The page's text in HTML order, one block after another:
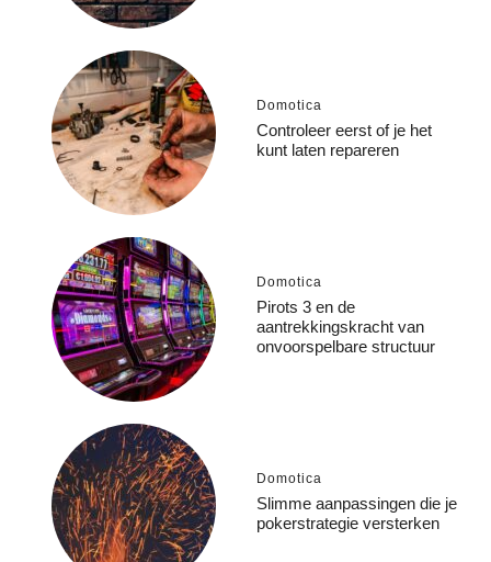
Domotica
Controleer eerst of je het
kunt laten repareren
Domotica
Pirots 3 en de
aantrekkingskracht van
onvoorspelbare structuur
Domotica
Slimme aanpassingen die je
pokerstrategie versterken